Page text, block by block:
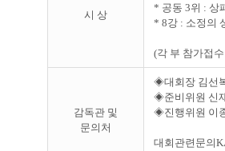
시 상
* 공동 3위 : 상
* 8강 : 소정의
(각 부 참가접
감독관 및
문의처
◈대회장 김선
◈준비위원 신
◈진행위원 이
대회관련문의